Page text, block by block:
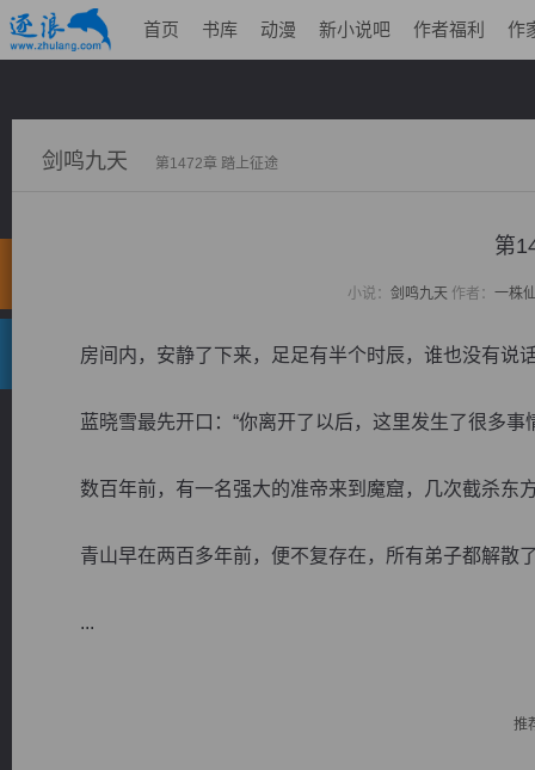
首页 书库 动漫 新小说吧 作者福利 作
剑鸣九天 第1472章 踏上征途
第
小说： 剑鸣九天 作者： 一株
房间内，安静了下来，足足有半个时辰，谁也没有说
蓝晓雪最先开口：“你离开了以后，这里发生了很多事
数百年前，有一名强大的准帝来到魔窟，几次截杀东
青山早在两百多年前，便不复存在，所有弟子都解散
...
推